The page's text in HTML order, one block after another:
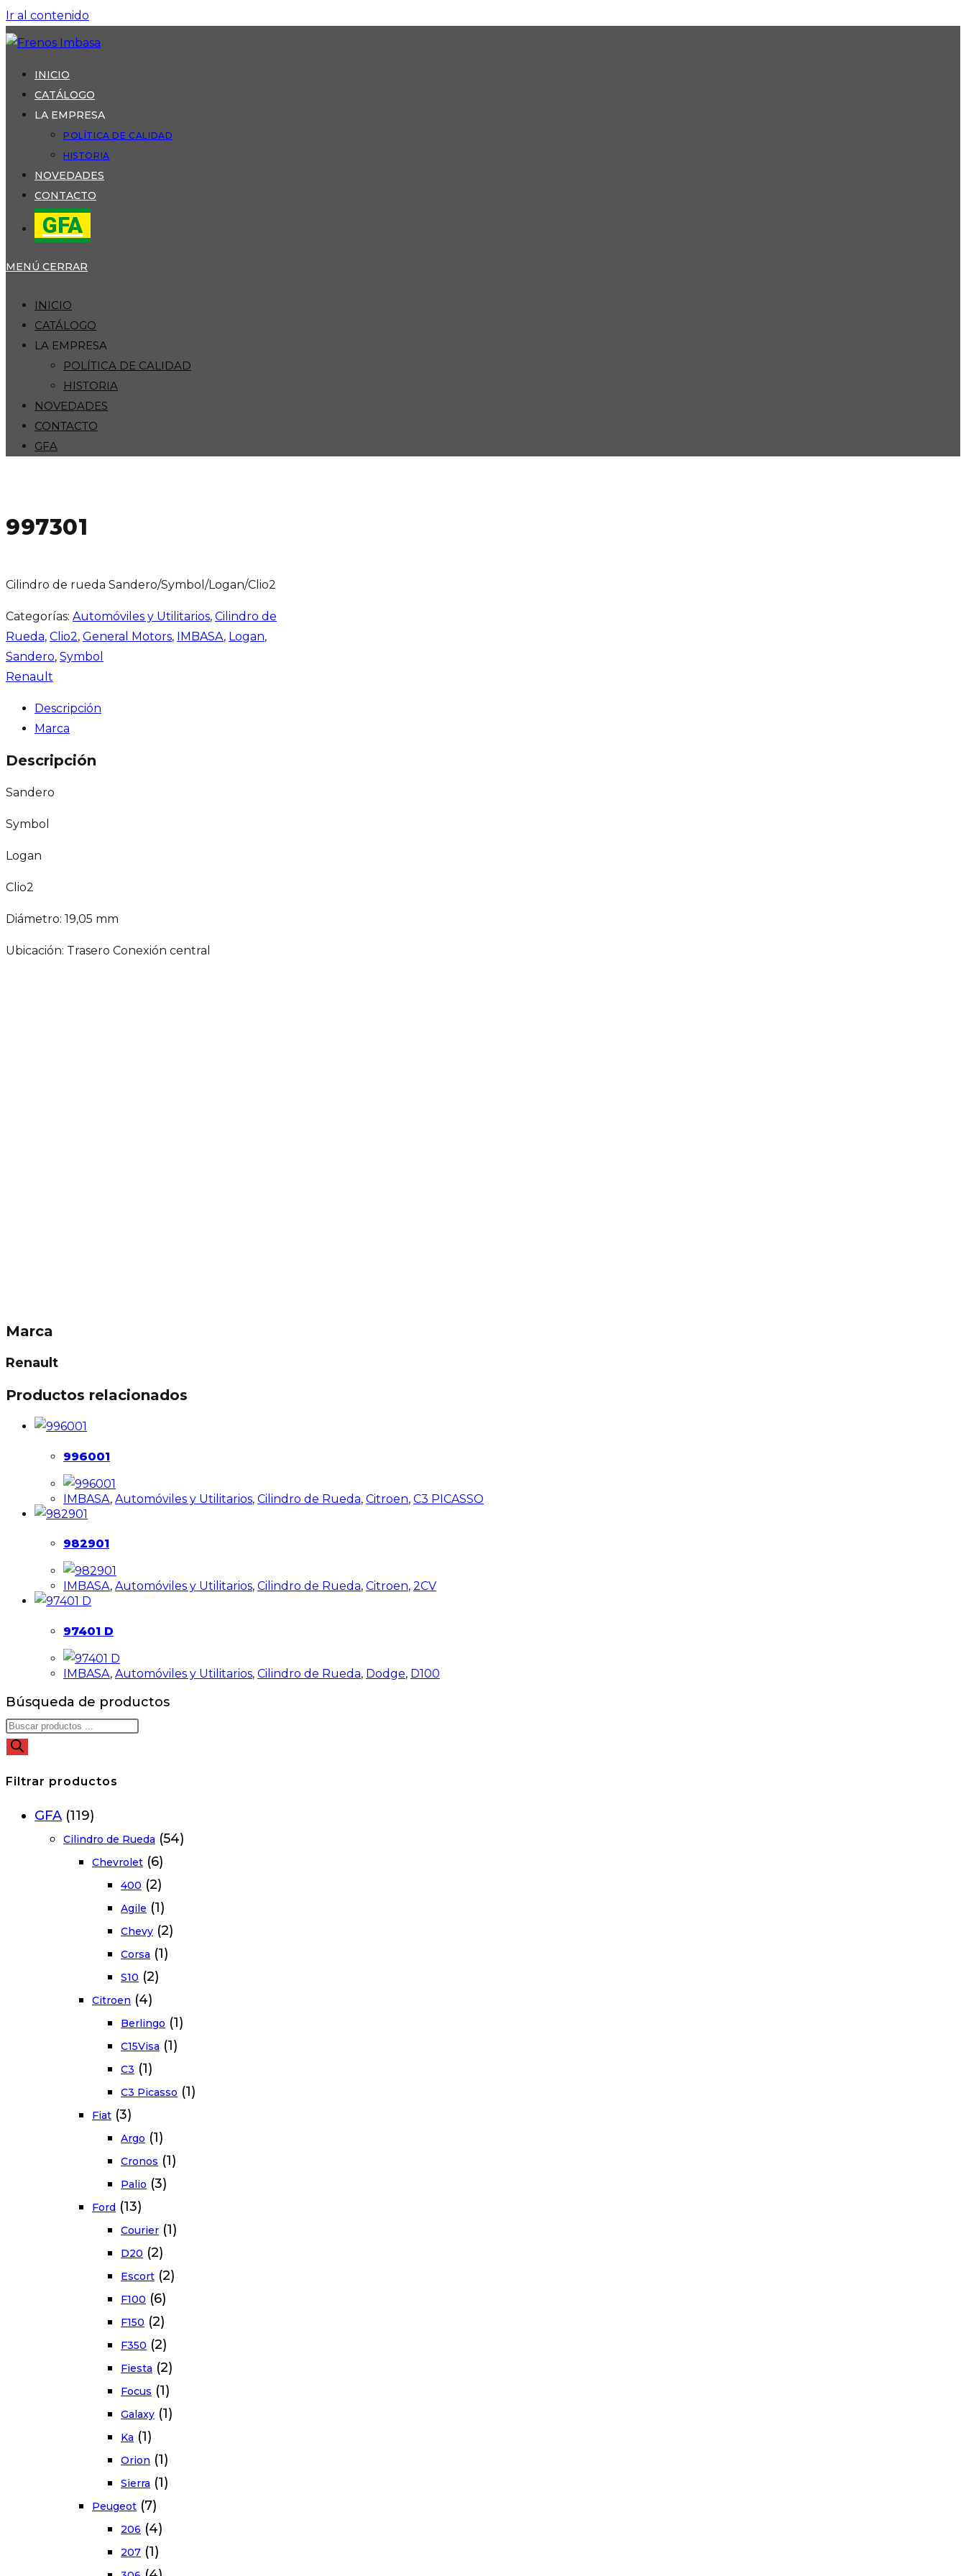
Ir al contenido
INICIO
CATÁLOGO
LA EMPRESA
POLÍTICA DE CALIDAD
HISTORIA
NOVEDADES
CONTACTO
GFA
MENÚ CERRAR
INICIO
CATÁLOGO
LA EMPRESA
POLÍTICA DE CALIDAD
HISTORIA
NOVEDADES
CONTACTO
GFA
997301
Cilindro de rueda Sandero/Symbol/Logan/Clio2
Categorías: Automóviles y Utilitarios, Cilindro de
Rueda, Clio2, General Motors, IMBASA, Logan,
Sandero, Symbol
Renault
Descripción
Marca
Descripción
Sandero
Symbol
Logan
Clio2
Diámetro: 19,05 mm
Ubicación: Trasero Conexión central
Marca
Renault
Productos relacionados
996001
IMBASA, Automóviles y Utilitarios, Cilindro de Rueda, Citroen, C3 PICASSO
982901
IMBASA, Automóviles y Utilitarios, Cilindro de Rueda, Citroen, 2CV
97401 D
IMBASA, Automóviles y Utilitarios, Cilindro de Rueda, Dodge, D100
Búsqueda de productos
Filtrar productos
GFA (119)
Cilindro de Rueda (54)
Chevrolet (6)
400 (2)
Agile (1)
Chevy (2)
Corsa (1)
S10 (2)
Citroen (4)
Berlingo (1)
C15Visa (1)
C3 (1)
C3 Picasso (1)
Fiat (3)
Argo (1)
Cronos (1)
Palio (3)
Ford (13)
Courier (1)
D20 (2)
Escort (2)
F100 (6)
F150 (2)
F350 (2)
Fiesta (2)
Focus (1)
Galaxy (1)
Ka (1)
Orion (1)
Sierra (1)
Peugeot (7)
206 (4)
207 (1)